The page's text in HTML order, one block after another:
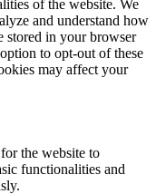
of the website. We
and understand how
stored in your browser
to opt-out of these
may affect your
the website to
functionalities and